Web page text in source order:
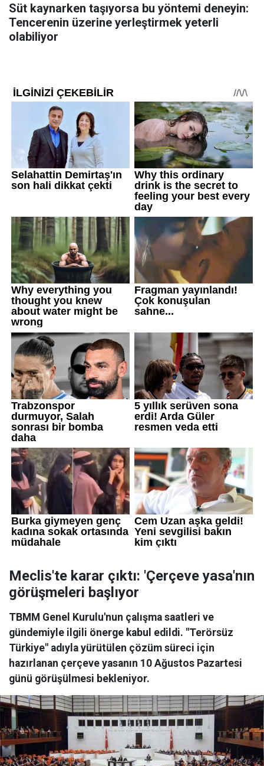
Süt kaynarken taşıyorsa bu yöntemi deneyin:
Tencerenin üzerine yerleştirmek yeterli
olabiliyor
Meclis'te karar çıktı: 'Çerçeve yasa'nın
görüşmeleri başlıyor
TBMM Genel Kurulu'nun çalışma saatleri ve
gündemiyle ilgili önerge kabul edildi. "Terörsüz
Türkiye" adıyla yürütülen çözüm süreci için
hazırlanan çerçeve yasanın 10 Ağustos Pazartesi
günü görüşülmesi bekleniyor.